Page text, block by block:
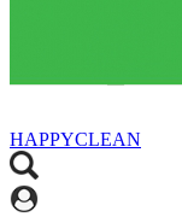
HAPPYCLEAN